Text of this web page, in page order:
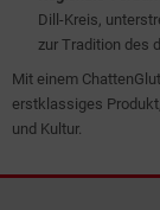
Dill-Kreis,
zur Tradition des
Mit einem
erstklassiges
und Kultur.